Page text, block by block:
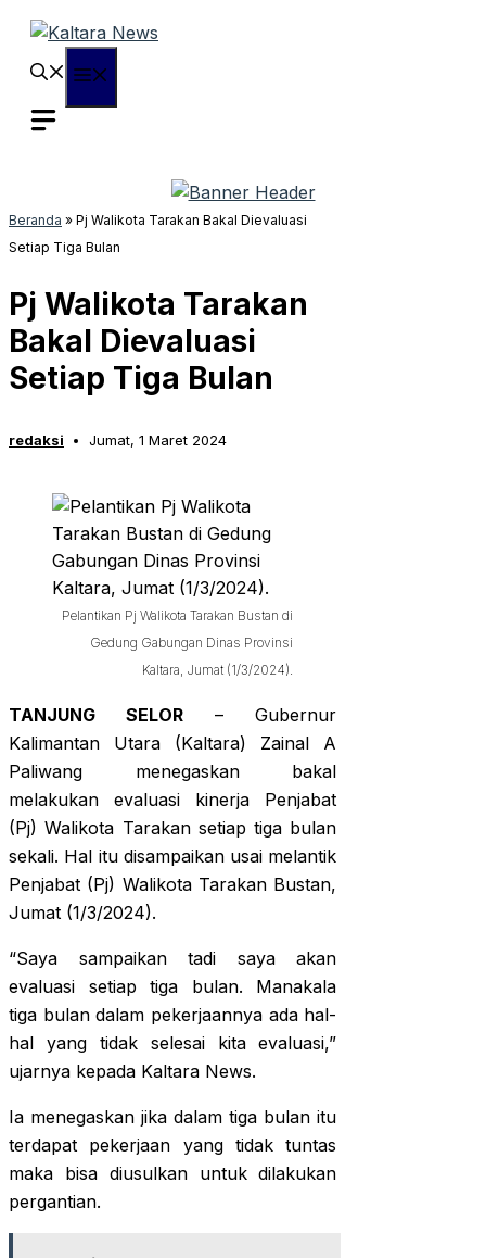
Langsung
Beranda » Pj Walikota Tarakan Bakal Dievaluasi
Setiap Tiga Bulan
Pj Walikota Tarakan
Bakal Dievaluasi
Setiap Tiga Bulan
redaksi Jumat, 1 Maret 2024
Pelantikan Pj Walikota Tarakan Bustan di
Gedung Gabungan Dinas Provinsi
Kaltara, Jumat (1/3/2024).
TANJUNG SELOR – Gubernur
Kalimantan Utara (Kaltara) Zainal A
Paliwang menegaskan bakal
melakukan evaluasi kinerja Penjabat
(Pj) Walikota Tarakan setiap tiga bulan
sekali. Hal itu disampaikan usai melantik
Penjabat (Pj) Walikota Tarakan Bustan,
Jumat (1/3/2024).
“Saya sampaikan tadi saya akan
evaluasi setiap tiga bulan. Manakala
tiga bulan dalam pekerjaannya ada hal-
hal yang tidak selesai kita evaluasi,”
ujarnya kepada Kaltara News.
Ia menegaskan jika dalam tiga bulan itu
terdapat pekerjaan yang tidak tuntas
maka bisa diusulkan untuk dilakukan
pergantian.